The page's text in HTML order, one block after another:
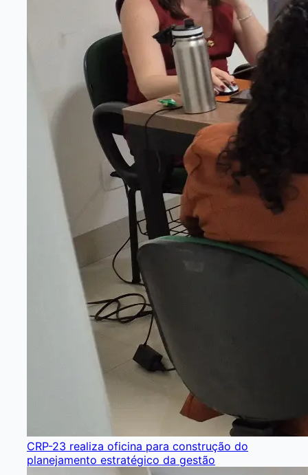
CRP-23 realiza oficina para construção do
planejamento estratégico da gestão